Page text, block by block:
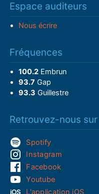
Espace auditeurs
Nous écrire
Fréquences
100.2Embrun
93.7 Gap
93.3 Guillestre
Retrouvez-nous sur
Spotify
Instagram
Facebook
Youtube
L'application iOS